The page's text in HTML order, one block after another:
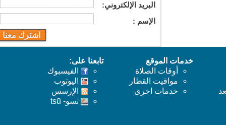
البريد اﻹلكتروني:
اﻹسم :
خدمات الموقع
أوقات الصلاة
مواقيت القطار
خدمات اخرى
تابعنا على:
الفيسبوك
اليوتوب
اﻹرسس
تسو- tsū